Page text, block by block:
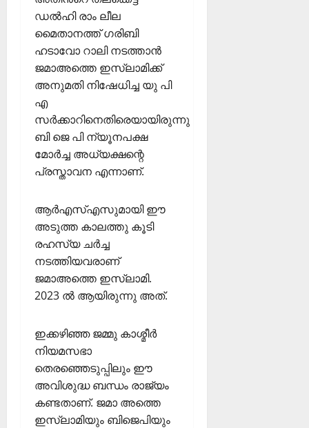
ഡൽഹി രാം ലീല
മൈതാനത്ത് ഗരിബി
ഹടാവോ റാലി നടത്താൻ
ജമാഅത്തെ ഇസ്ലാമിക്ക്
അനുമതി നിഷേധിച്ച യു പി
എ
സർക്കാറിനെതിരെയായിരുന്നു
ബി ജെ പി ന്യൂനപക്ഷ
മോർച്ച അധ്യക്ഷന്റെ
പ്രസ്താവന എന്നാണ്.
ആർഎസ്എസുമായി ഈ
അടുത്ത കാലത്തു കൂടി
രഹസ്യ ചർച്ച
നടത്തിയവരാണ്
ജമാഅത്തെ ഇസ്ലാമി.
2023 ൽ ആയിരുന്നു അത്.
ഇക്കഴിഞ്ഞ ജമ്മു കാശ്മീർ
നിയമസഭാ
തെരഞ്ഞെടുപ്പിലും ഈ
അവിശുദ്ധ ബന്ധം രാജ്യം
കണ്ടതാണ്. ജമാ അത്തെ
ഇസ്ലാമിയും ബിജെപിയും